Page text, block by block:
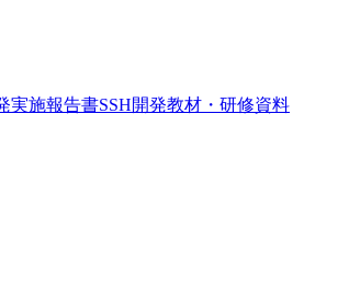
実施報告書SSH開発教材・研修資料